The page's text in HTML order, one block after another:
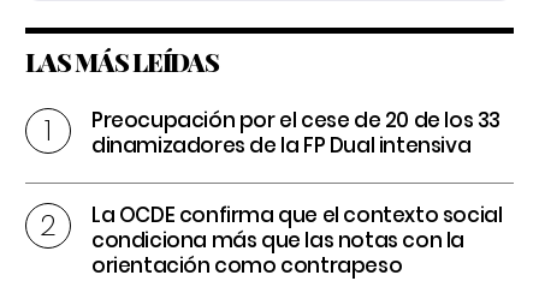
LAS MÁS LEÍDAS
Preocupación por el cese de 20 de los 33
dinamizadores de la FP Dual intensiva
La OCDE confirma que el contexto social
condiciona más que las notas con la
orientación como contrapeso